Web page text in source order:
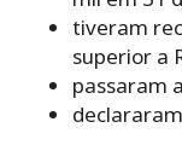
tiveram
superior a
passaram